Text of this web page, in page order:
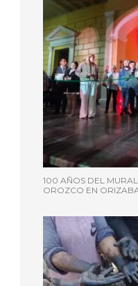
100 AÑOS DEL
OROZCO EN